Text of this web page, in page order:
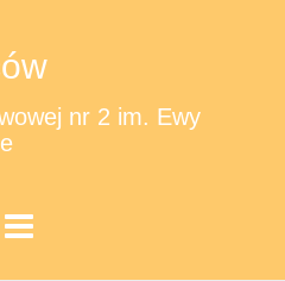
nr 2 im. Ewy